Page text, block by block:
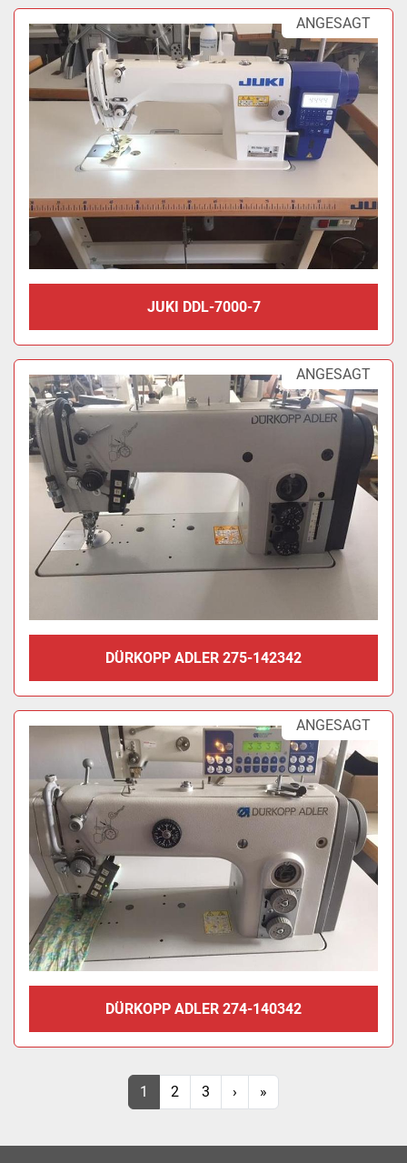
ANGESAGT
JUKI DDL-7000-7
ANGESAGT
DÜRKOPP ADLER 275-142342
ANGESAGT
DÜRKOPP ADLER 274-140342
1 2 3 › »